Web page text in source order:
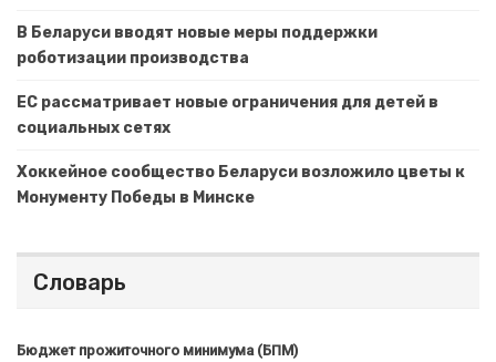
В Беларуси вводят новые меры поддержки
роботизации производства
ЕС рассматривает новые ограничения для детей в
социальных сетях
Хоккейное сообщество Беларуси возложило цветы к
Монументу Победы в Минске
Словарь
Бюджет прожиточного минимума (БПМ)